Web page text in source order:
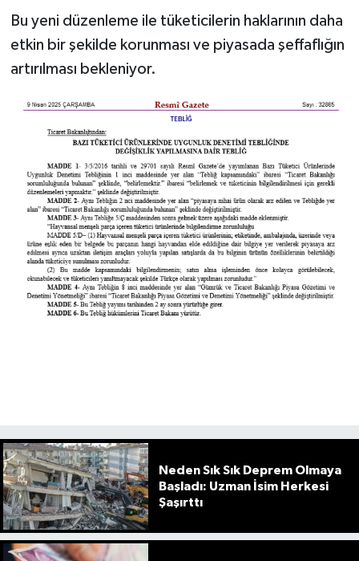
Bu yeni düzenleme ile tüketicilerin haklarının daha
etkin bir şekilde korunması ve piyasada şeffaflığın
artırılması bekleniyor.
Neden Sık Sık Deprem Olmaya
Başladı: Uzman İsim Herkesi
Şaşırttı